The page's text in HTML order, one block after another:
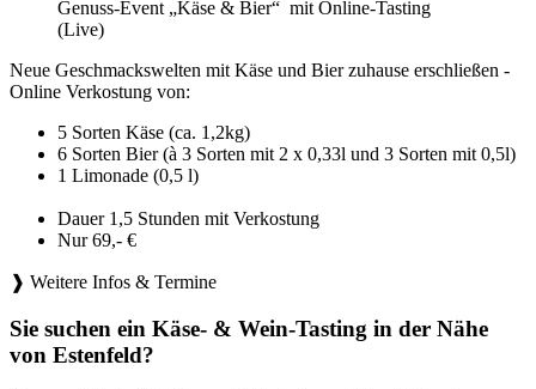
Genuss-Event „Käse & Bier“ mit Online-Tasting
(Live)
Neue Geschmackswelten mit Käse und Bier zuhause erschließen -
Online Verkostung von:
5 Sorten Käse (ca. 1,2kg)
6 Sorten Bier (à 3 Sorten mit 2 x 0,33l und 3 Sorten mit 0,5l)
1 Limonade (0,5 l)
Dauer 1,5 Stunden mit Verkostung
Nur 69,- €
❱ Weitere Infos & Termine
Sie suchen ein Käse- & Wein-Tasting in der Nähe
von Estenfeld?